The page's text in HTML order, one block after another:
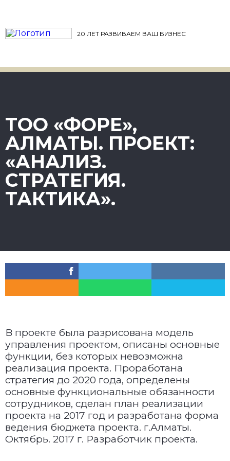
20 ЛЕТ РАЗВИВАЕМ ВАШ БИЗНЕС
ТОО «ФОРЕ»,
АЛМАТЫ. ПРОЕКТ:
«АНАЛИЗ.
СТРАТЕГИЯ.
ТАКТИКА».
В проекте была разрисована модель
управления проектом, описаны основные
функции, без которых невозможна
реализация проекта. Проработана
стратегия до 2020 года, определены
основные функциональные обязанности
сотрудников, сделан план реализации
проекта на 2017 год и разработана форма
ведения бюджета проекта. г.Алматы.
Октябрь. 2017 г. Разработчик проекта.